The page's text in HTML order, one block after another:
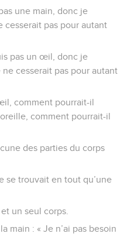
une main, donc je
cesserait pas pour autant
pas un œil, donc je
ne cesserait pas pour autant
comment pourrait-il
oreille, comment pourrait-il
des parties du corps
se trouvait en tout qu’une
un seul corps.
main : « Je n’ai pas besoin